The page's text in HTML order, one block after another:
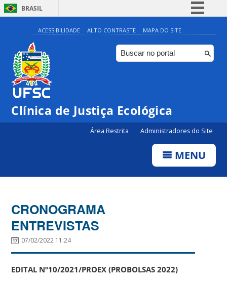
BRASIL
Simplifique!
Comunica BR
Participe
Canais
ACESSIBILIDADE ALTO CONTRASTE MAPA DO SITE
Clínica de Justiça Ecológica
Área Restrita Administradores do Site
MENU
CRONOGRAMA
ENTREVISTAS
07/02/2022 11:24
EDITAL Nº10/2021/PROEX (PROBOLSAS 2022)